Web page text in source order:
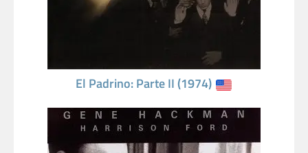
El Padrino: Parte II (1974)